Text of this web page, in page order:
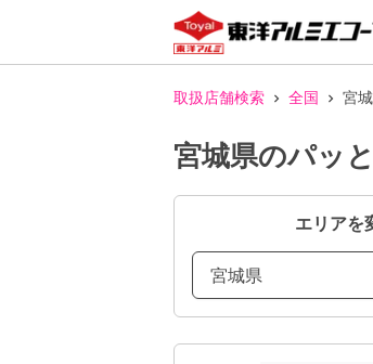
取扱店舗検索 全国 宮
宮城県のパッ
エリアを
宮城県